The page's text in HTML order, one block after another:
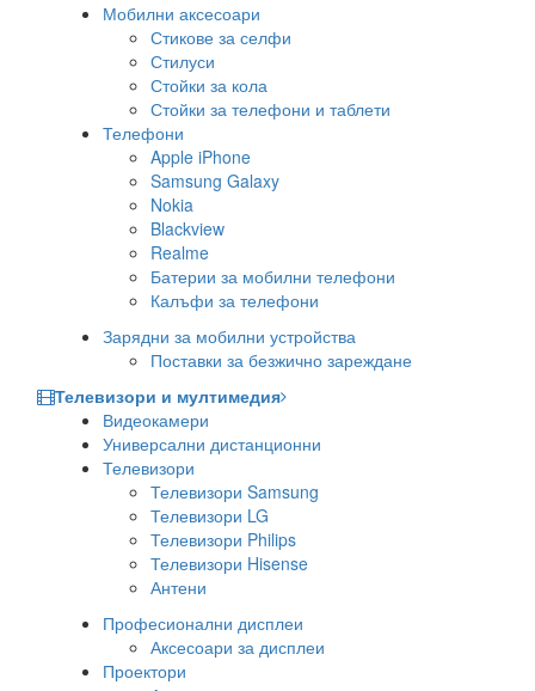
Мобилни аксесоари
Стикове за селфи
Стилуси
Стойки за кола
Стойки за телефони и таблети
Телефони
Apple iPhone
Samsung Galaxy
Nokia
Blackview
Realme
Батерии за мобилни телефони
Калъфи за телефони
Зарядни за мобилни устройства
Поставки за безжично зареждане
Телевизори и мултимедия
Видеокамери
Универсални дистанционни
Телевизори
Телевизори Samsung
Телевизори LG
Телевизори Philips
Телевизори Hisense
Антени
Професионални дисплеи
Аксесоари за дисплеи
Проектори